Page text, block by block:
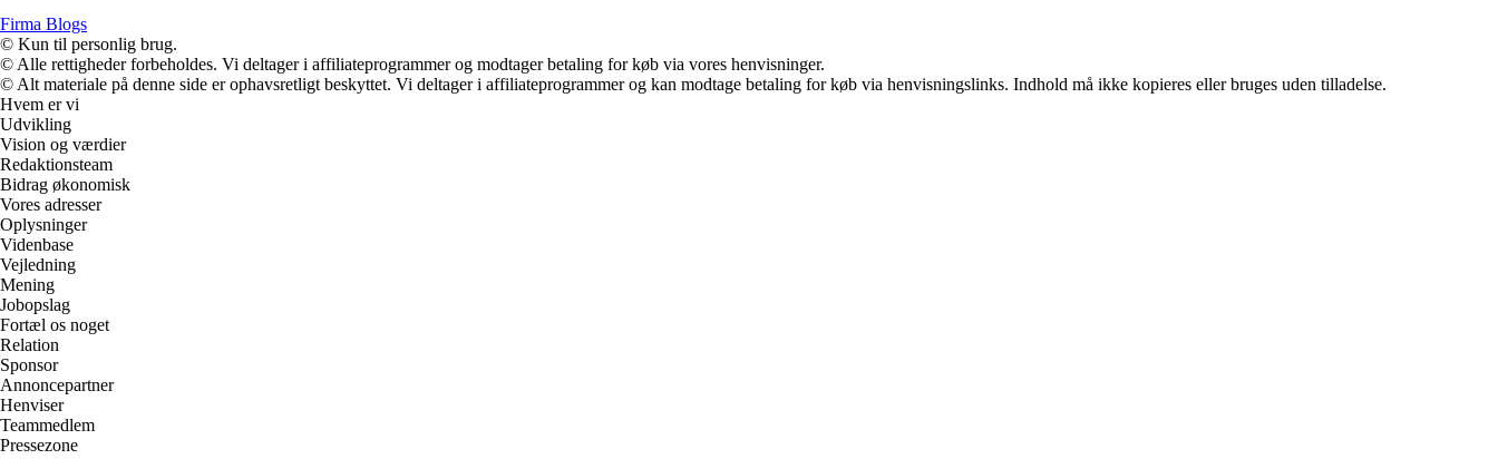
Firma Blogs
© Kun til personlig brug.
© Alle rettigheder forbeholdes. Vi deltager i affiliateprogrammer og modtager betaling for køb via vores henvisninger.
© Alt materiale på denne side er ophavsretligt beskyttet. Vi deltager i affiliateprogrammer og kan modtage betaling for køb via henvisningslinks. Indhold må ikke kopieres eller bruges uden tilladelse.
Hvem er vi
Udvikling
Vision og værdier
Redaktionsteam
Bidrag økonomisk
Vores adresser
Oplysninger
Videnbase
Vejledning
Mening
Jobopslag
Fortæl os noget
Relation
Sponsor
Annoncepartner
Henviser
Teammedlem
Pressezone